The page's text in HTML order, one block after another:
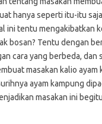
hanya seperti itu-itu
ini tentu mengakibatkan
bosan? Tentu dengan
cara yang berbeda, dan
masakan kalio ayam
ayam kampung
masakan ini